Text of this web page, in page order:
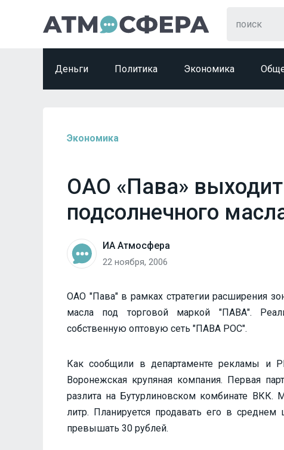
Деньги Политика Экономика
Экономика
ОАО «Пава»
подсолнечного
ИА Атмосфера
22 ноября, 2006
ОАО "Пава" в рамках стратегии расширения
масла под торговой маркой "ПАВА".
собственную оптовую сеть "ПАВА РОС".
Как сообщили в департаменте рекламы и
Воронежская крупяная компания. Первая
разлита на Бутурлиновском комбинате
литр. Планируется продавать его в
превышать 30 рублей.